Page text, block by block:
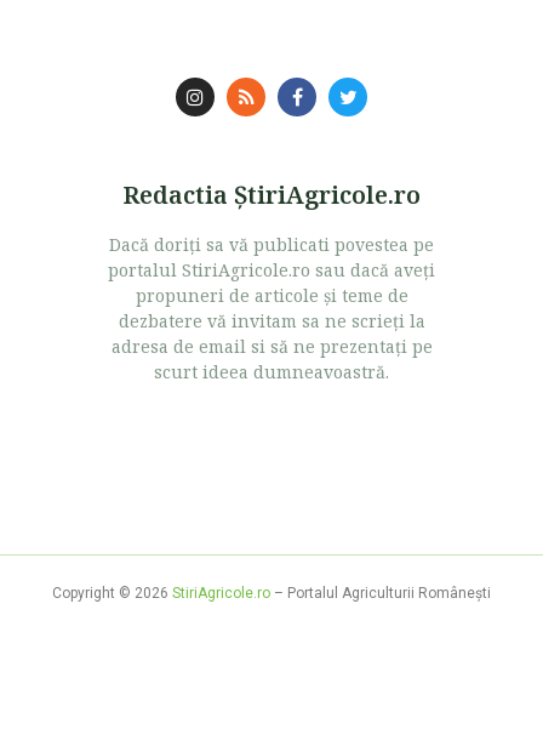
Redactia ŞtiriAgricole.ro
Dacă doriţi sa vă publicati povestea pe
portalul StiriAgricole.ro sau dacă aveţi
propuneri de articole şi teme de
dezbatere vă invitam sa ne scrieţi la
adresa de email si să ne prezentaţi pe
scurt ideea dumneavoastră.
Copyright © 2026 StiriAgricole.ro – Portalul Agriculturii Româneşti